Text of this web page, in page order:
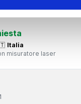
Italia
misuratore laser
1